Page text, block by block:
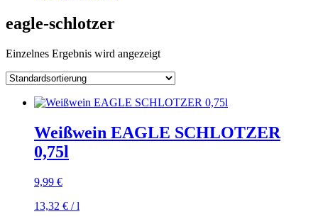
eagle-schlotzer
Einzelnes Ergebnis wird angezeigt
Weißwein EAGLE SCHLOTZER
0,75l
9,99 €
13,32 € /l